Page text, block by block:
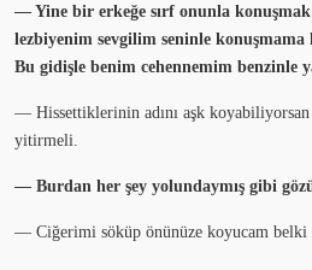
— Yine bir erkeğe sırf onunla
lezbiyenim sevgilim seninle konuşmama
Bu gidişle benim cehennemim benzinle
— Hissettiklerinin adını aşk koyabiliyorsan
yitirmeli.
— Burdan her şey yolundaymış gibi
— Ciğerimi söküp önünüze koyucam belki